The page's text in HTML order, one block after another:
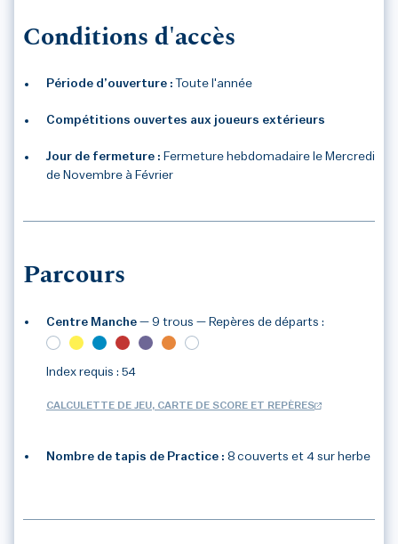
Conditions d'accès
Période d’ouverture : Toute l'année
Compétitions ouvertes aux joueurs extérieurs
Jour de fermeture : Fermeture hebdomadaire le Mercredi
de Novembre à Février
Parcours
Centre Manche — 9 trous — Repères de départs :
Index requis : 54
CALCULETTE DE JEU, CARTE DE SCORE ET REPÈRES
Nombre de tapis de Practice : 8 couverts et 4 sur herbe